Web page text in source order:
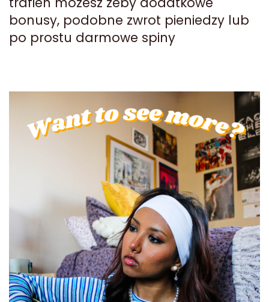
bonusy, podobne zwrot pieniedzy lub
po prostu darmowe spiny